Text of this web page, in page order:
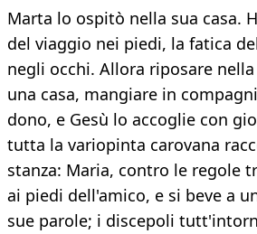
Marta lo ospitò nella sua casa.
del viaggio nei piedi, la fatica
negli occhi. Allora riposare
una casa, mangiare in
dono, e Gesù lo accoglie con
tutta la variopinta carovana
stanza: Maria, contro le regole
ai piedi dell'amico, e si beve a
sue parole; i discepoli